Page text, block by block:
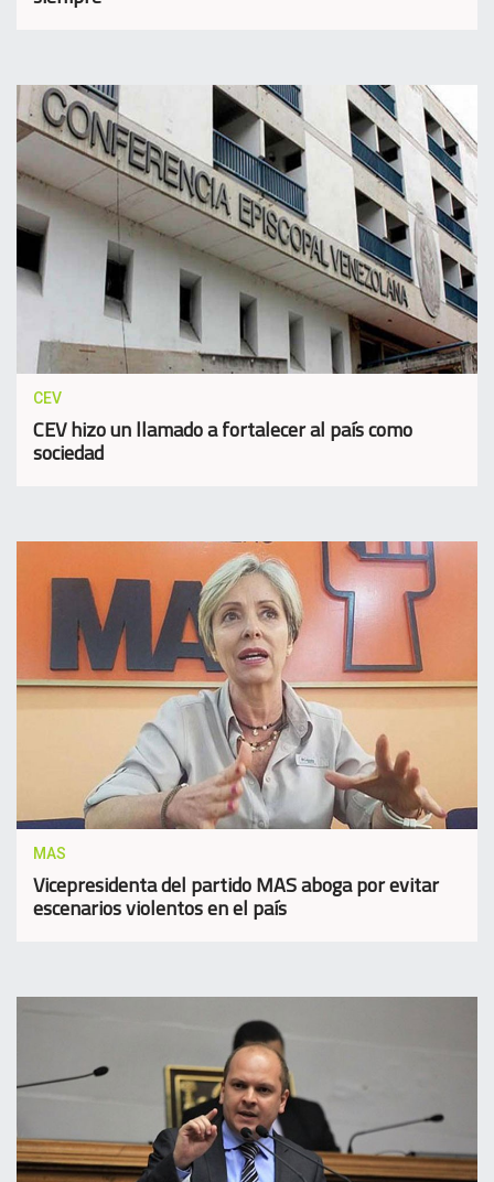
CEV
CEV hizo un llamado a fortalecer al país como
sociedad
MAS
Vicepresidenta del partido MAS aboga por evitar
escenarios violentos en el país